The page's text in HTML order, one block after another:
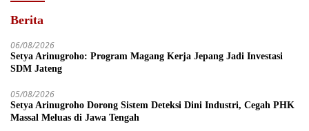
Berita
06/08/2026
Setya Arinugroho: Program Magang Kerja Jepang Jadi Investasi
SDM Jateng
05/08/2026
Setya Arinugroho Dorong Sistem Deteksi Dini Industri, Cegah PHK
Massal Meluas di Jawa Tengah